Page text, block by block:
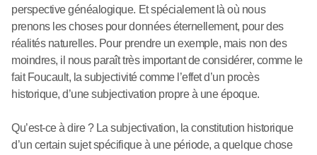
perspective généalogique. Et spécialement là où nous
prenons les choses pour données éternellement, pour des
réalités naturelles. Pour prendre un exemple, mais non des
moindres, il nous paraît très important de considérer, comme le
fait Foucault, la subjectivité comme l’effet d’un procès
historique, d’une subjectivation propre à une époque.
Qu’est-ce à dire ? La subjectivation, la constitution historique
d’un certain sujet spécifique à une période, a quelque chose